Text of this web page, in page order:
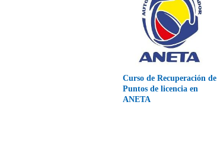
Curso de Recuperación de
Puntos de licencia en
ANETA